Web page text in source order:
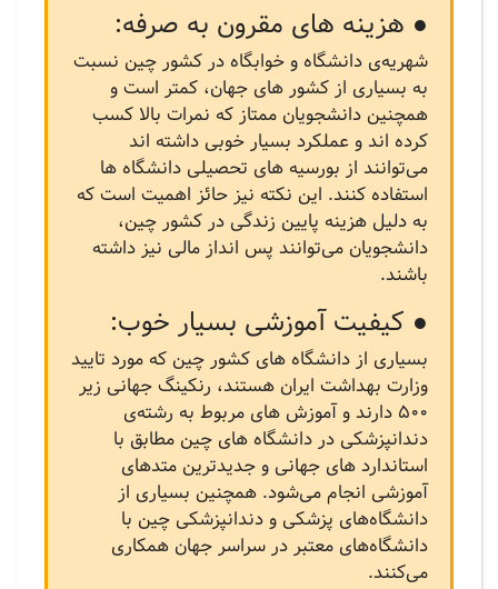
● هزینه های مقرون به صرفه:
شهریه‌ی دانشگاه و خوابگاه در کشور چین نسبت
به بسیاری از کشور های جهان، کمتر است و
همچنین دانشجویان ممتاز که نمرات بالا کسب
کرده اند و عملکرد بسیار خوبی داشته اند
می‌توانند از بورسیه های تحصیلی دانشگاه ها
استفاده کنند. این نکته نیز حائز اهمیت است که
به دلیل هزینه پایین زندگی در کشور چین،
دانشجویان می‌توانند پس انداز مالی نیز داشته
باشند.
● کیفیت آموزشی بسیار خوب:
بسیاری از دانشگاه های کشور چین که مورد تایید
وزارت بهداشت ایران هستند، رنکینگ جهانی زیر
500 دارند و آموزش های مربوط به رشته‌ی
دندانپزشکی در دانشگاه های چین مطابق با
استاندارد های جهانی و جدیدترین متدهای
آموزشی انجام می‌شود. همچنین بسیاری از
دانشگاه‌های پزشکی و دندانپزشکی چین با
دانشگاه‌های معتبر در سراسر جهان همکاری
می‌کنند.